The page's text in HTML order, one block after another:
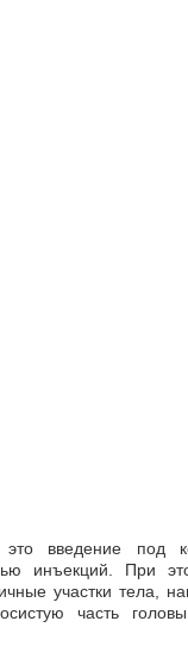
введение под
инъекций. При
участки тела,
часть